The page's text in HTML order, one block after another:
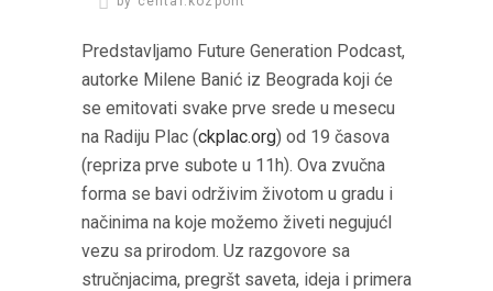
Predstavljamo Future Generation Podcast,
autorke Milene Banić iz Beograda koji će
se emitovati svake prve srede u mesecu
na Radiju Plac (ckplac.org) od 19 časova
(repriza prve subote u 11h). Ova zvučna
forma se bavi održivim životom u gradu i
načinima na koje možemo živeti negujućI
vezu sa prirodom. Uz razgovore sa
stručnjacima, pregršt saveta, ideja i primera